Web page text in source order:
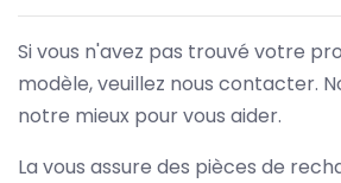
Si vous n'avez pas trouvé votre
modèle, veuillez nous contacter.
notre mieux pour vous aider.
La vous assure des pièces de